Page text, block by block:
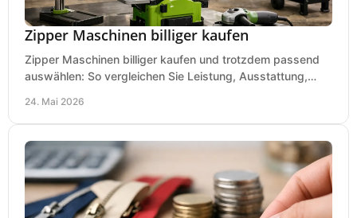
Zipper Maschinen billiger kaufen
Zipper Maschinen billiger kaufen und trotzdem passend
auswählen: So vergleichen Sie Leistung, Ausstattung,
24. Mai 2026